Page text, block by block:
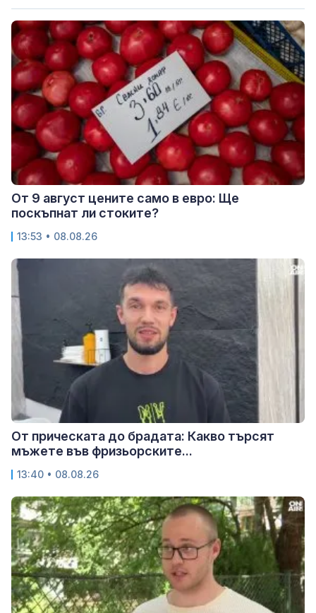
От 9 август цените само в евро: Ще
поскъпнат ли стоките?
13:53 • 08.08.26
От прическата до брадата: Какво търсят
мъжете във фризьорските...
13:40 • 08.08.26